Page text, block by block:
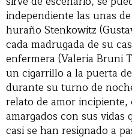
independiente las unas
huraño Stenkowitz
cada madrugada de su
enfermera (Valeria Bruni
un cigarrillo a la puerta
durante su turno de
relato de amor incipiente,
amargados con sus vidas
casi se han resignado a